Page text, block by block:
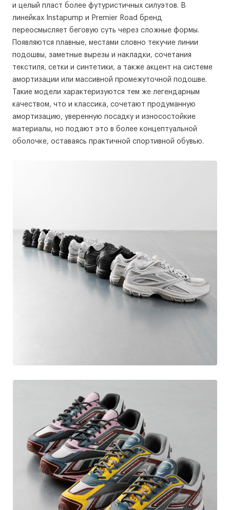
и целый пласт более футуристичных силуэтов. В
линейках Instapump и Premier Road бренд
переосмысляет беговую суть через сложные формы.
Появляются плавные, местами словно текучие линии
подошвы, заметные вырезы и накладки, сочетания
текстиля, сетки и синтетики, а также акцент на системе
амортизации или массивной промежуточной подошве.
Такие модели характеризуются тем же легендарным
качеством, что и классика, сочетают продуманную
амортизацию, уверенную посадку и износостойкие
материалы, но подают это в более концептуальной
оболочке, оставаясь практичной спортивной обувью.